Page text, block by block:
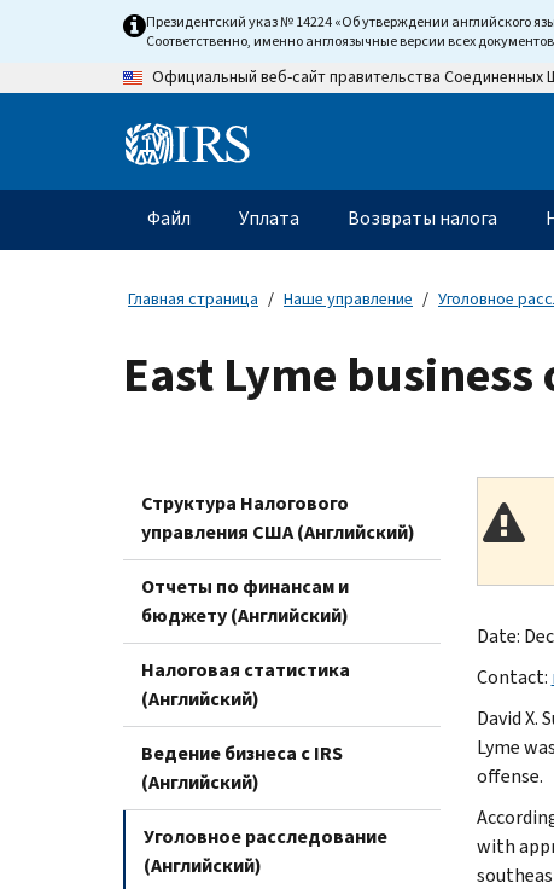
content
Президентский указ № 14224 «Об утверждении английского
Соответственно, именно англоязычные версии всех
Официальный веб-сайт правительства Соединенных
Information
Главное
меню
Файл Уплата Возвраты налога
Главная страница Наше управление Уголовное
East Lyme
Структура Налогового
управления США (Английский)
Отчеты по финансам и
бюджету (Английский)
Налоговая статистика
(Английский)
Ведение бизнеса с IRS
(Английский)
Уголовное расследование
(Английский)
Date:
Contact:
David
Lyme
offense.
with